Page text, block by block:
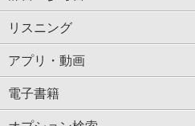
リスニング
アプリ・動画
電子書籍